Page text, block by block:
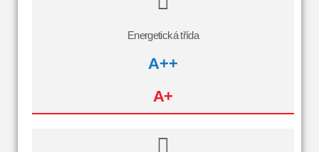
Energetická třída
A++
A+